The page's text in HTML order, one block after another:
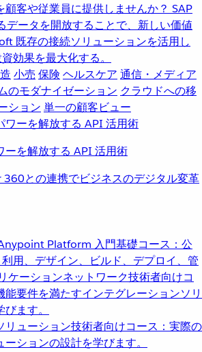
客や従業員に提供しませんか？ SAP
データを開放することで、新しい価値
既存の接続ソリューションを活用し
効果を最大化する。
小売 保険 ヘルスケア 通信・メディア
のモダナイゼーション クラウドへの移
ション 単一の顧客ビュー
ーを解放する API 活用術
との連携でビジネスのデジタル変革
Platform 入門基礎コース：公
用、デザイン、ビルド、デプロイ、管
ケーションネットワーク技術者向けコ
能要件を満たすインテグレーションソリ
ます。
リューション技術者向けコース：実際の
ションの設計を学びます。